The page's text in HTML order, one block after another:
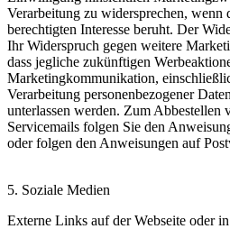
Verarbeitung zu widersprechen, wenn
berechtigten Interesse beruht. Der
Ihr Widerspruch gegen weitere
dass jegliche zukünftigen
Marketingkommunikation,
Verarbeitung personenbezogener
unterlassen werden. Zum Abbestellen
Servicemails folgen Sie den
oder folgen den Anweisungen auf
5. Soziale Medien
Externe Links auf der Webseite oder